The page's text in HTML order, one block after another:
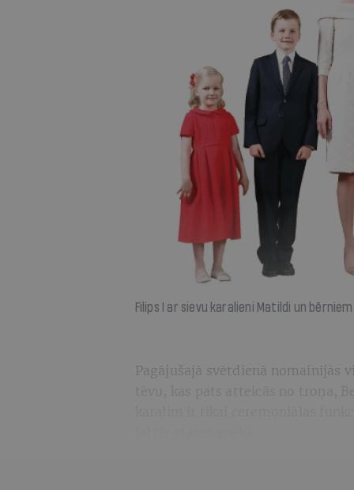
Filips I ar sievu karalieni Matildi un
Pagājušajā svētdienā nomainījās